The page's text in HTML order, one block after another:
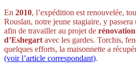
En 2010, l’expédition est renouvelée,
Rouslan, notre jeune stagiaire, y
afin de travailler au projet de
d’Eshegart avec les gardes. Torchis,
quelques efforts, la maisonnette a
(voir l’article correspondant).